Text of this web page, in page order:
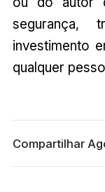
segurança,
investimento
qualquer
Compartilhar